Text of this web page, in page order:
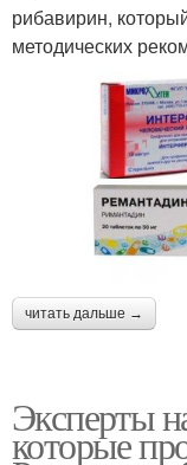
рибавирин,
методических
читать дальше →
Эксперты
которые